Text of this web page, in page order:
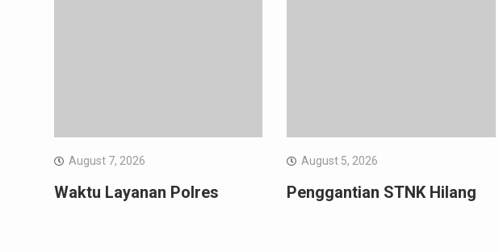
August 7, 2026
Waktu Layanan Polres
August 5, 2026
Penggantian STNK Hilang